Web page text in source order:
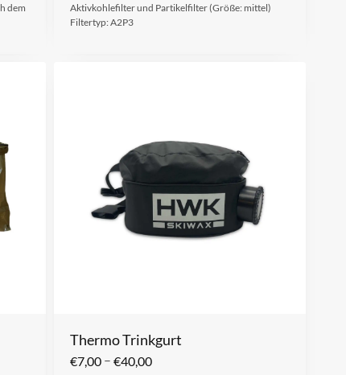
dem
Aktivkohlefilter und Partikelfilter (Größe: mittel)
Filtertyp: A2P3
Thermo Trinkgurt
€7,00– €40,00